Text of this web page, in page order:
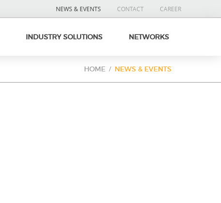
NEWS & EVENTS CONTACT CAREER
INDUSTRY SOLUTIONS NETWORKS
HOME NEWS & EVENTS